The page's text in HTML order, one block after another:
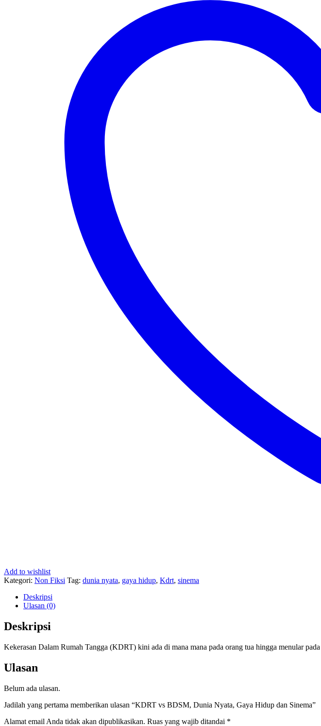
Add to wishlist
Kategori: Non Fiksi Tag: dunia nyata, gaya hidup, Kdrt, sinema
Deskripsi
Ulasan (0)
Deskripsi
Kekerasan Dalam Rumah Tangga (KDRT) kini ada di mana mana pada orang tua hingga menular
Ulasan
Belum ada ulasan.
Jadilah yang pertama memberikan ulasan “KDRT vs BDSM, Dunia Nyata, Gaya Hidup dan Sinema”
Alamat email Anda tidak akan dipublikasikan. Ruas yang wajib ditandai *